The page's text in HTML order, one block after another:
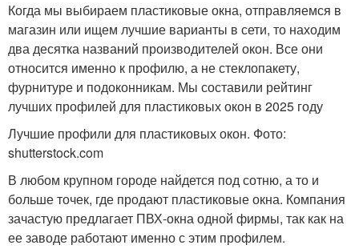
Когда мы выбираем пластиковые окна, отправляемся в
магазин или ищем лучшие варианты в сети, то находим
два десятка названий производителей окон. Все они
относится именно к профилю, а не стеклопакету,
фурнитуре и подоконникам. Мы составили рейтинг
лучших профилей для пластиковых окон в 2025 году
Лучшие профили для пластиковых окон. Фото:
shutterstock.com
В любом крупном городе найдется под сотню, а то и
больше точек, где продают пластиковые окна. Компания
зачастую предлагает ПВХ-окна одной фирмы, так как на
ее заводе работают именно с этим профилем.